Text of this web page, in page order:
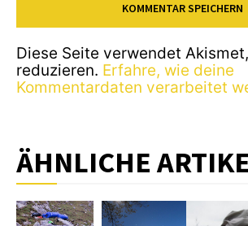
Diese Seite verwendet
reduzieren. Erfahre, wie deine
Kommentardaten verarbeitet
ÄHNLICHE